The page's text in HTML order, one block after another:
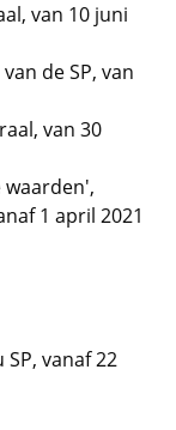
van 10 juni
de SP, van
van 30
1 april 2021
vanaf 22